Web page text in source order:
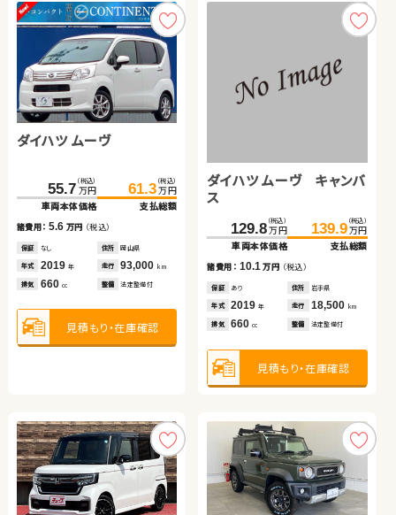
ダイハツ ムーヴ
55.7 （税込）
万円
車両本体価格
61.3 （税込）
万円
支払総額
諸費用：5.6 万円 （税込）
保証 なし 住所 岡山県
年式 2019 年 走行 93,000 km
排気 660 cc 整備 法定整備付
見積もり・在庫確認
ダイハツ ムーヴ キャンバ
ス
129.8 （税込）
万円
車両本体価格
139.9 （税込）
万円
支払総額
諸費用： 10.1万円 （税込）
保証 あり 住所 岩手県
年式 2019年 走行 18,500 km
排気 660cc 整備 法定整備付
見積もり・在庫確認
トヨタ プリウス
160.1 （税込）
万円
車両本体価格
170.2 （税込）
万円
支払総額
諸費用：10.1万円（税込）
保証 なし 住所 埼玉県
年式 2016 年 走行 36,000 km
排気 1,800 整備 なし
見積もり・在庫確認
207.6（税込）
万円
219.8（税込）
万円
諸費用：12.2万円（税込）
あり
年式 2018 年 走行
排気 2,500 整備 法定整備付
見積もり・在庫確認
トヨタ アルファード
423.8万円
車両本体価格
諸費用：14.9万円 （税込）
保証 あり 住所 群馬県
排気 2,500cc 整備 なし
スズキ ワゴンＲ
86.0 （税込）
万円
車両本体価格
97.4 （税込）
万円
支払総額
諸費用： 11.4万円 （税込）
保証 あり 住所 愛知県
年式 2022年 走行 50,000 km
排気 660cc 整備 法定整備付
見積もり・在庫確認